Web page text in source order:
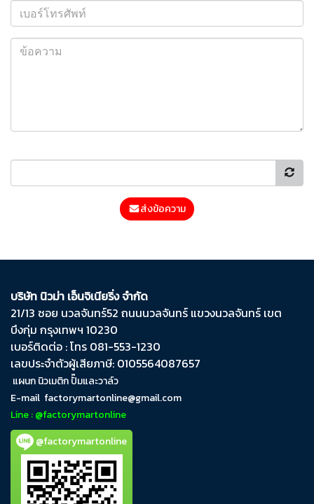
ส่งข้อความ
บริษัท นิวม่า เอ็นจิเนียริ่ง จำกัด
21/13 ซอย นวลจันทร์​52 ถนน​นวลจันทร์​ แขวง​นวลจันทร์​ เขต​
บึงกุ่ม​ กรุงเทพฯ​ 10230
เบอร์ติดต่อ : โทร 081-553-1230
เลขประจำตัวผู้เสียภาษี: 0105564087657
แผนก นิวเมติก ปั๊มและวาล์ว
E-mail factorymartonline@gmail.com
Line : @factorymartonline
@factorymartonline